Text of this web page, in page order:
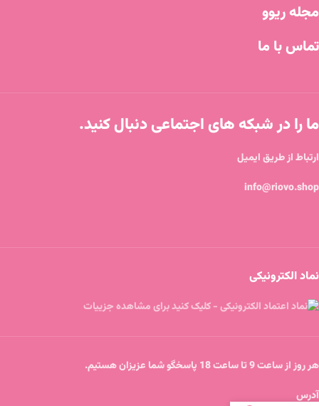
مجله ریوو
تماس با ما
ما را در شبکه های اجتماعی دنبال کنید.
ارتباط از طریق ایمیل
info@riovo.shop
نماد الکترونیکی
هر روز از ساعت 9 تا ساعت 18 پاسخگو شما عزیزان هستیم.
آدرس